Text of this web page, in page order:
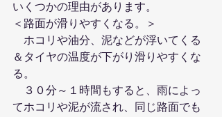
いくつかの理由があります。
＜路面が滑りやすくなる。＞
ホコリや油分、泥などが浮いてくる
＆タイヤの温度が下がり滑りやすくな
る。
３０分～１時間もすると、雨によっ
てホコリや泥が流され、同じ路面でも